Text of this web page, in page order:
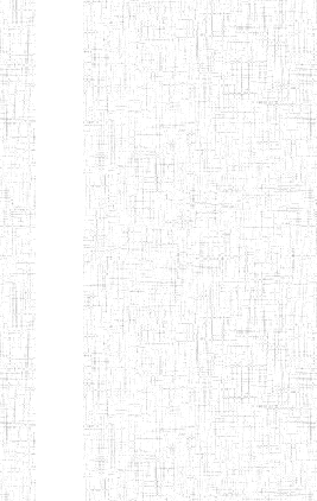
Afficher Page 9
Début Préc. 4
13
Suivant Fin
DES
INSTITUTEURS
ST ANDRE
ENIEG PRIVEE
LAIQUE
PEKEKUE